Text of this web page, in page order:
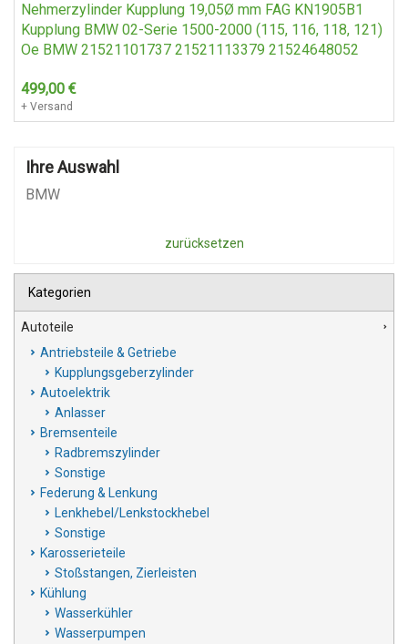
Nehmerzylinder Kupplung 19,05Ø mm FAG KN1905B1
Kupplung BMW 02-Serie 1500-2000 (115, 116, 118, 121)
Oe BMW 21521101737 21521113379 21524648052
499,00 €
+ Versand
Ihre Auswahl
BMW
zurücksetzen
Kategorien
Autoteile
Antriebsteile & Getriebe
Kupplungsgeberzylinder
Autoelektrik
Anlasser
Bremsenteile
Radbremszylinder
Sonstige
Federung & Lenkung
Lenkhebel/Lenkstockhebel
Sonstige
Karosserieteile
Stoßstangen, Zierleisten
Kühlung
Wasserkühler
Wasserpumpen